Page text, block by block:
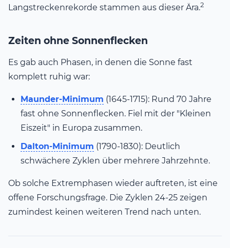
Langstreckenrekorde stammen aus dieser Ära.2
Zeiten ohne Sonnenflecken
Es gab auch Phasen, in denen die Sonne fast
komplett ruhig war:
Maunder-Minimum (1645-1715): Rund 70 Jahre
fast ohne Sonnenflecken. Fiel mit der "Kleinen
Eiszeit" in Europa zusammen.
Dalton-Minimum (1790-1830): Deutlich
schwächere Zyklen über mehrere Jahrzehnte.
Ob solche Extremphasen wieder auftreten, ist eine
offene Forschungsfrage. Die Zyklen 24-25 zeigen
zumindest keinen weiteren Trend nach unten.